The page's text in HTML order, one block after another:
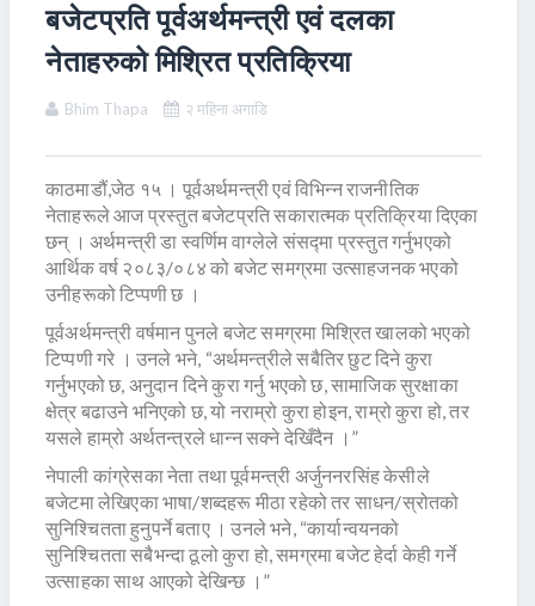
बजेटप्रति पूर्वअर्थमन्त्री एवं दलका
नेताहरुको मिश्रित प्रतिक्रिया
Bhim Thapa २ महिना अगाडि
काठमाडौं,जेठ १५ । पूर्वअर्थमन्त्री एवं विभिन्न राजनीतिक
नेताहरूले आज प्रस्तुत बजेटप्रति सकारात्मक प्रतिक्रिया दिएका
छन् । अर्थमन्त्री डा स्वर्णिम वाग्लेले संसद्मा प्रस्तुत गर्नुभएको
आर्थिक वर्ष २०८३/०८४ को बजेट समग्रमा उत्साहजनक भएको
उनीहरूको टिप्पणी छ ।
पूर्वअर्थमन्त्री वर्षमान पुनले बजेट समग्रमा मिश्रित खालको भएको
टिप्पणी गरे । उनले भने, “अर्थमन्त्रीले सबैतिर छुट दिने कुरा
गर्नुभएको छ, अनुदान दिने कुरा गर्नु भएको छ, सामाजिक सुरक्षाका
क्षेत्र बढाउने भनिएको छ, यो नराम्रो कुरा होइन, राम्रो कुरा हो, तर
यसले हाम्रो अर्थतन्त्रले धान्न सक्ने देखिँदैन ।”
नेपाली कांग्रेसका नेता तथा पूर्वमन्त्री अर्जुननरसिंह केसीले
बजेटमा लेखिएका भाषा/शब्दहरू मीठा रहेको तर साधन/स्रोतको
सुनिश्चितता हुनुपर्ने बताए । उनले भने, “कार्यान्वयनको
सुनिश्चितता सबैभन्दा ठूलो कुरा हो, समग्रमा बजेट हेर्दा केही गर्ने
उत्साहका साथ आएको देखिन्छ ।”